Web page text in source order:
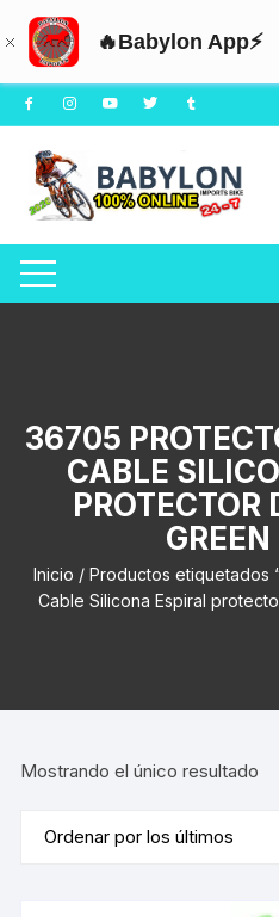
🔥Babylon App⚡
Saltar
al
contenido
36705
CABLE
PROTECTOR
Inicio / Productos etiquetados
Cable Silicona Espiral
Mostrando el único resultado